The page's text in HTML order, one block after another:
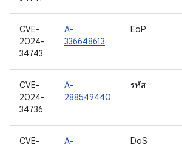
CVE-
2024-
34743
A-
336648613
EoP
CVE-
2024-
34736
A-
288549440
รหัส
CVE-
A-
DoS